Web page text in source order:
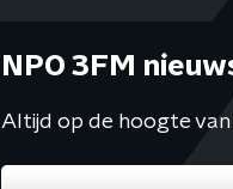
NPO 3FM
Altijd op de hoogte